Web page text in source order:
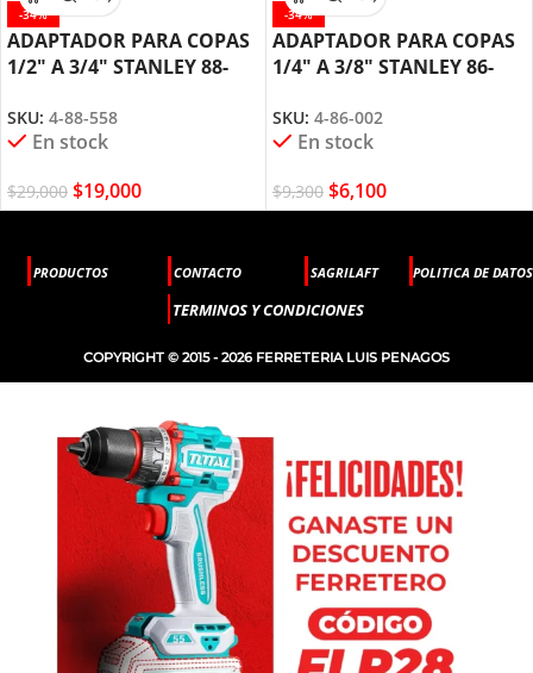
-34%
ADAPTADOR PARA COPAS
1/2″ A 3/4″ STANLEY 88-
SKU: 4-88-558
En stock
$29,000 $19,000
-34%
ADAPTADOR PARA COPAS
1/4″ A 3/8″ STANLEY 86-
SKU: 4-86-002
En stock
$9,300 $6,100
PRODUCTOS CONTACTO SAGRILAFT POLITICA DE DATOS
TERMINOS Y CONDICIONES
COPYRIGHT © 2015 - 2026 FERRETERIA LUIS PENAGOS